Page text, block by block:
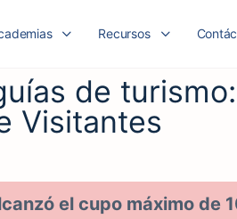
Recursos
de
Visitantes
el cupo máximo de